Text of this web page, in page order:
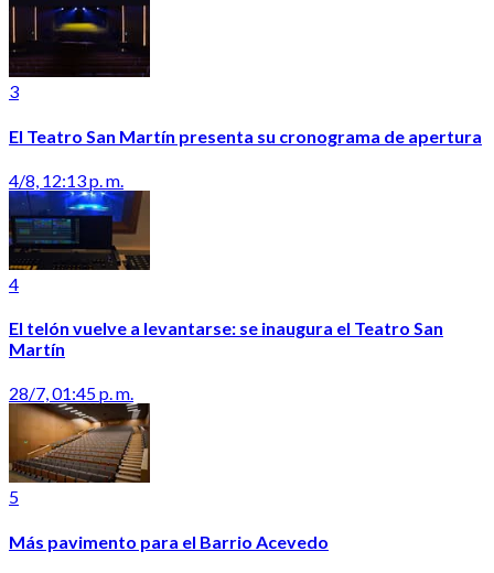
3
El Teatro San Martín presenta su cronograma de apertura
4/8, 12:13 p. m.
4
El telón vuelve a levantarse: se inaugura el Teatro San
Martín
28/7, 01:45 p. m.
5
Más pavimento para el Barrio Acevedo